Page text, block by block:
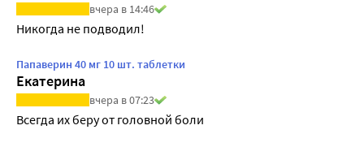
вчера в 14:46
Никогда не подводил!
Папаверин 40 мг 10 шт. таблетки
Екатерина
вчера в 07:23
Всегда их беру от головной боли